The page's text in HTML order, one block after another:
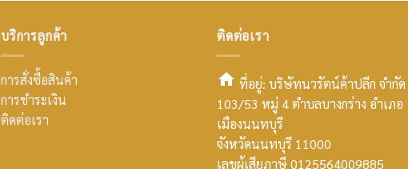
บริการลูกค้า
การสั่งซื้อสินค้า
การชำระเงิน
ติดต่อเรา
ติดต่อเรา
smt2
home
ที่อยู่: บริษัทนวรัตน์ค้าปลีก จำกัด
103/53 หมู่ 4 ตำบลบางกร่าง อำเภอ
เมืองนนทบุรี
จังหวัดนนทบุรี 11000
เลขผู้เสียภาษี 0125564009885